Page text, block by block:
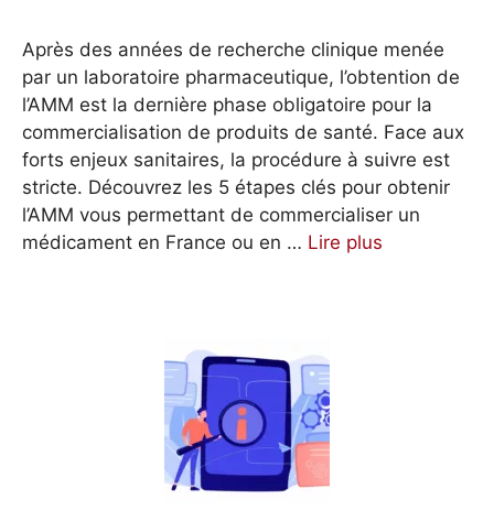
Après des années de recherche clinique menée
par un laboratoire pharmaceutique, l’obtention de
l’AMM est la dernière phase obligatoire pour la
commercialisation de produits de santé. Face aux
forts enjeux sanitaires, la procédure à suivre est
stricte. Découvrez les 5 étapes clés pour obtenir
l’AMM vous permettant de commercialiser un
médicament en France ou en … Lire plus